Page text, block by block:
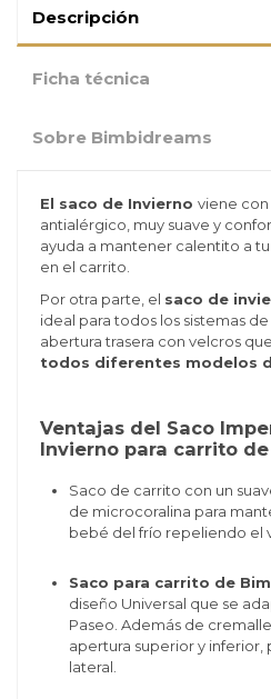
Descripción
Ficha técnica
Sobre Bimbidreams
El saco de Invierno viene
antialérgico, muy suave y
ayuda a mantener calentito a
en el carrito.
Por otra parte, el saco de
ideal para todos los sistemas
abertura trasera con velcros
todos diferentes modelos
Ventajas del Saco
Invierno para carrito
Saco de carrito con un
de microcoralina para
bebé del frío repeliendo el
Saco para carrito de
diseño Universal que se
Paseo. Además de
apertura superior y inferior,
lateral.